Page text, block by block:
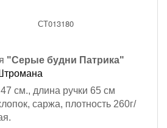
СТ013180
"Серые будни Патрика"
см., длина ручки 65 см
саржа, плотность 260г/